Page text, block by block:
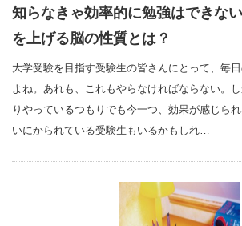
知らなきゃ効率的に勉強はできな
を上げる脳の性質とは？
大学受験を目指す受験生の皆さんにとって、毎
よね。あれも、これもやらなければならない。
りやっているつもりでも今一つ、効果が感じら
いにかられている受験生もいるかもしれ…